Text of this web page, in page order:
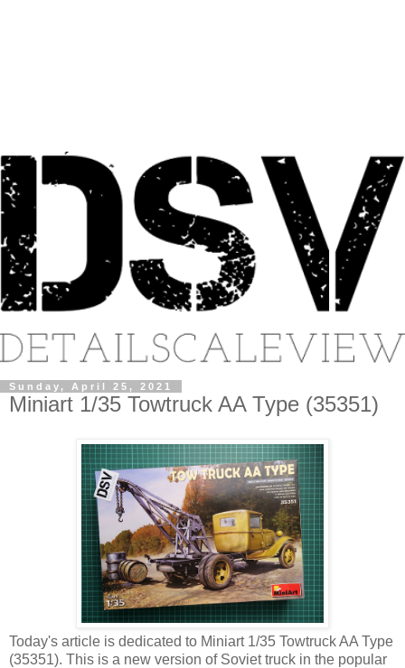
Sunday, April 25, 2021
Miniart 1/35 Towtruck AA Type (35351)
Today's article is dedicated to Miniart 1/35 Towtruck AA Type
(35351). This is a new version of Soviet truck in the popular